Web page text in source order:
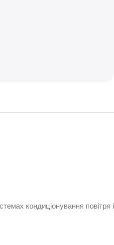
кондиціонування повітря і